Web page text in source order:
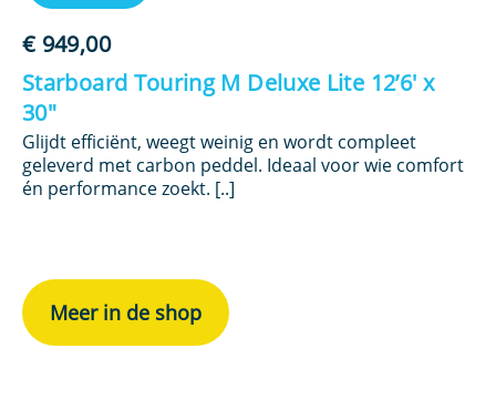
€949,00
Starboard Touring M Deluxe Lite 12’6′ x
30″
Glijdt efficiënt, weegt weinig en wordt compleet
geleverd met carbon peddel. Ideaal voor wie comfort
én performance zoekt. [..]
Meer in de shop